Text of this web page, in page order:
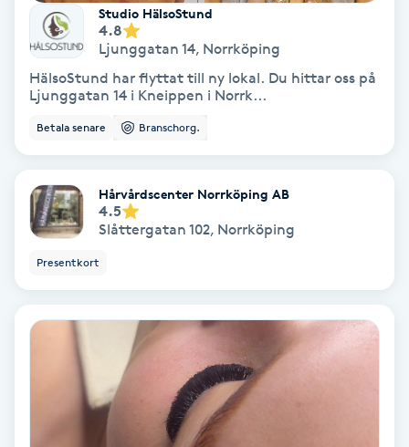
PRP (Platelet Rich Plasma)
PRX-T33
Psoriasis
Radiofrekvens
Reflexologi
Regndroppsmassage
Studio HälsoStund
4.8
Ljunggatan 14, Norrköping
HälsoStund har flyttat till ny lokal. Du hittar oss på
Ljunggatan 14 i Kneippen i Norrk...
Betala senare Branschorg.
Hårvårdscenter Norrköping AB
4.5
Slåttergatan 102, Norrköping
Presentkort